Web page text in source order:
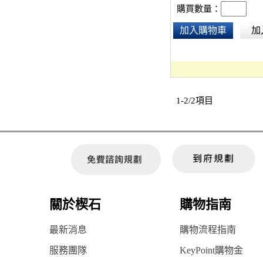
購買數量：
加入購物車 加
1-2/2項目
關於楔石 購物指南
最新消息 購物流程指南
服務團隊 KeyPoint購物金